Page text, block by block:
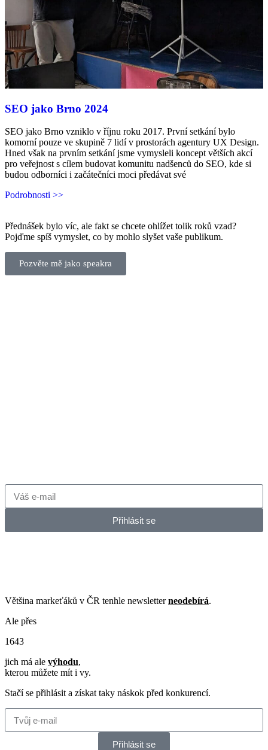
SEO jako Brno 2024
SEO jako Brno vzniklo v říjnu roku 2017. První setkání bylo
komorní pouze ve skupině 7 lidí v prostorách agentury UX Design.
Hned však na prvním setkání jsme vymysleli koncept větších akcí
pro veřejnost s cílem budovat komunitu nadšenců do SEO, kde si
budou odborníci i začátečníci moci předávat své
Podrobnosti >>
Přednášek bylo víc, ale fakt se chcete ohlížet tolik roků vzad?
Pojďme spíš vymyslet, co by mohlo slyšet vaše publikum.
Pozvěte mě jako speakra
Přihlásit se
Většina markeťáků v ČR tenhle newsletterneodebírá.
Ale přes
1643
jich má ale výhodu,
kterou můžete mít i vy.
Stačí se přihlásit a získat taky náskok před konkurencí.
Přihlásit se